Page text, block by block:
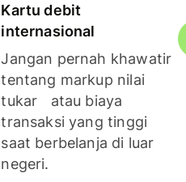
Kartu debit
internasional
Jangan pernah khawatir
tentang markup nilai
tukar atau biaya
transaksi yang tinggi
saat berbelanja di luar
negeri.